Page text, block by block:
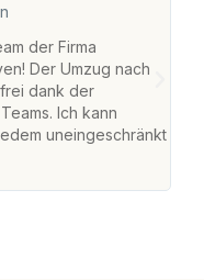
der Firma
Der Umzug nach
dank der
Ich kann
uneingeschränkt